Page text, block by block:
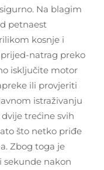
Na blagim
petnaest
kosnje i
natrag preko
isključite motor
ili provjeriti
istraživanju
trećine svih
što netko priđe
Zbog toga je
sekunde nakon